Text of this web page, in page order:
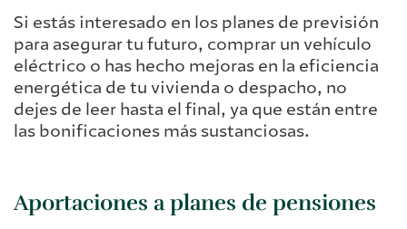
Si estás interesado en los planes de previsión
para asegurar tu futuro, comprar un vehículo
eléctrico o has hecho mejoras en la eficiencia
energética de tu vivienda o despacho, no
dejes de leer hasta el final, ya que están entre
las bonificaciones más sustanciosas.
Aportaciones a planes de pensiones